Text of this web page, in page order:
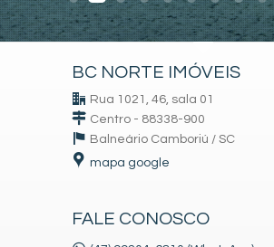
BC NORTE IMÓVEIS
Rua 1021, 46, sala 01
Centro - 88338-900
Balneário Camboriú / SC
mapa google
FALE CONOSCO